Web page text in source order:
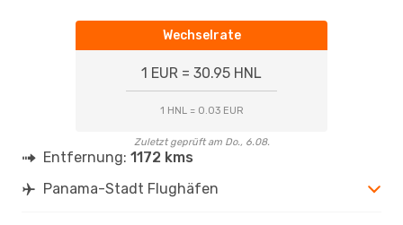
Wechselrate
1 EUR = 30.95 HNL
1 HNL = 0.03 EUR
Zuletzt geprüft am Do., 6.08.
Entfernung: 1172 kms
Panama-Stadt Flughäfen